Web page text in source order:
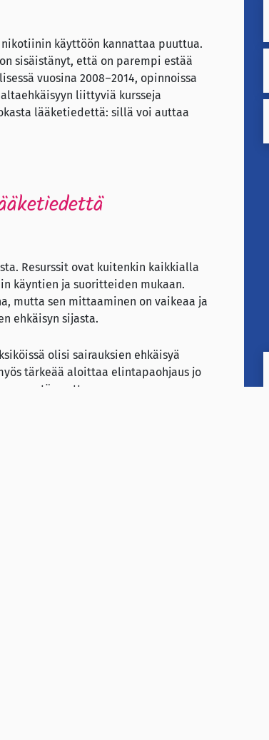
käyttöön kannattaa puuttua.
sisäistänyt, että on parempi estää
vuosina 2008–2014, opinnoissa
liittyviä kursseja
lääketiedettä: sillä voi auttaa
Resurssit ovat kuitenkin kaikkialla
käyntien ja suoritteiden mukaan.
mutta sen mittaaminen on vaikeaa ja
ehkäisyn sijasta.
olisi sairauksien ehkäisyä
tärkeää aloittaa elintapaohjaus jo
vuotta.